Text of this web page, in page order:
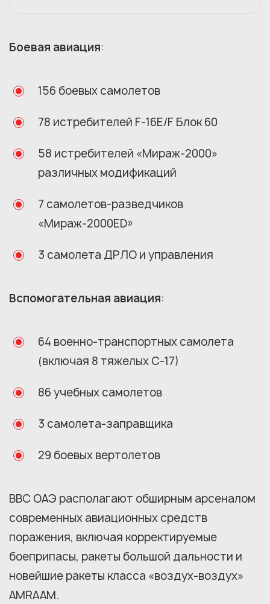
Боевая авиация:
156 боевых самолетов
78 истребителей F-16E/F Блок 60
58 истребителей «Мираж-2000»
различных модификаций
7 самолетов-разведчиков
«Мираж-2000ED»
3 самолета ДРЛО и управления
Вспомогательная авиация:
64 военно-транспортных самолета
(включая 8 тяжелых С-17)
86 учебных самолетов
3 самолета-заправщика
29 боевых вертолетов
ВВС ОАЭ располагают обширным арсеналом
современных авиационных средств
поражения, включая корректируемые
боеприпасы, ракеты большой дальности и
новейшие ракеты класса «воздух-воздух»
AMRAAM.